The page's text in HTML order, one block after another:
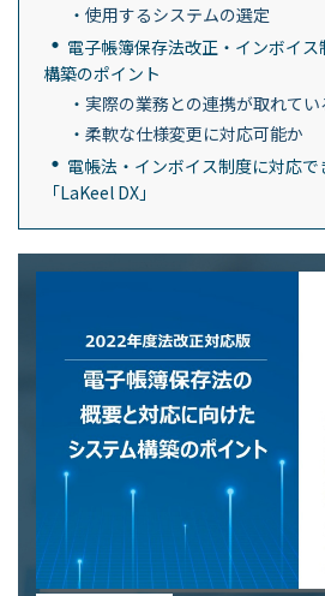
使用するシステムの選定
電子帳簿保存法改正・インボイ
構築のポイント
実際の業務との連携が取れてい
柔軟な仕様変更に対応可能か
電帳法・インボイス制度に対応
「LaKeel DX」